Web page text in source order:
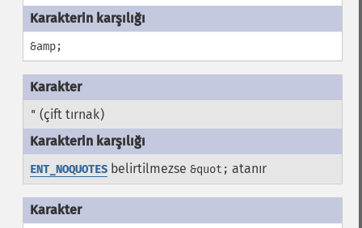
&amp;
" (çift tırnak)
ENT_NOQUOTESbelirtilmezse &quot; atanır